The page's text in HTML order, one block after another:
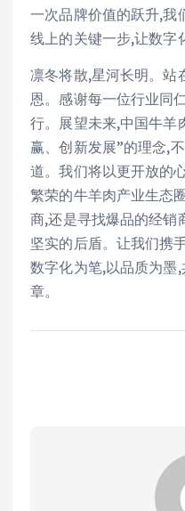
一次品牌价值的跃升,我
线上的关键一步,让数字
凛冬将散,星河长明。站
恩。感谢每一位行业同
行。展望未来,中国牛羊
赢、创新发展”的理念,
道。我们将以更开放的
繁荣的牛羊肉产业生态
商,还是寻找爆品的经销
坚实的后盾。让我们携
数字化为笔,以品质为墨
章。